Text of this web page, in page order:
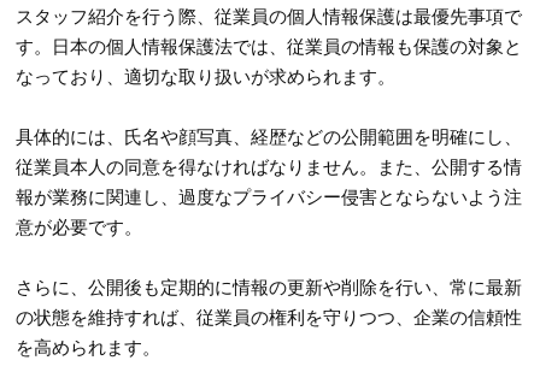
スタッフ紹介を行う際、従業員の個人情報保護は最優先事項で
す。日本の個人情報保護法では、従業員の情報も保護の対象と
なっており、適切な取り扱いが求められます。
具体的には、氏名や顔写真、経歴などの公開範囲を明確にし、
従業員本人の同意を得なければなりません。また、公開する情
報が業務に関連し、過度なプライバシー侵害とならないよう注
意が必要です。
さらに、公開後も定期的に情報の更新や削除を行い、常に最新
の状態を維持すれば、従業員の権利を守りつつ、企業の信頼性
を高められます。